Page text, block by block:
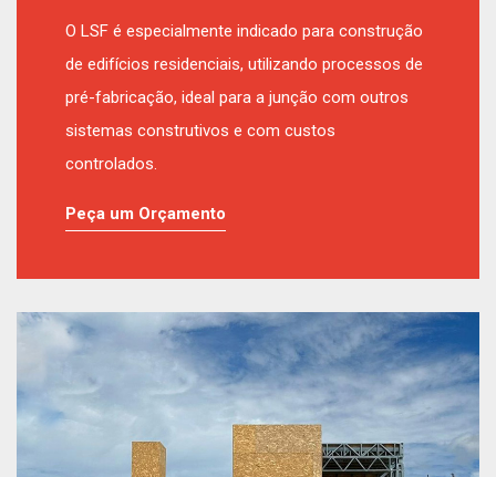
O LSF é especialmente indicado para construção
de edifícios residenciais, utilizando processos de
pré-fabricação, ideal para a junção com outros
sistemas construtivos e com custos
controlados.
Peça um Orçamento